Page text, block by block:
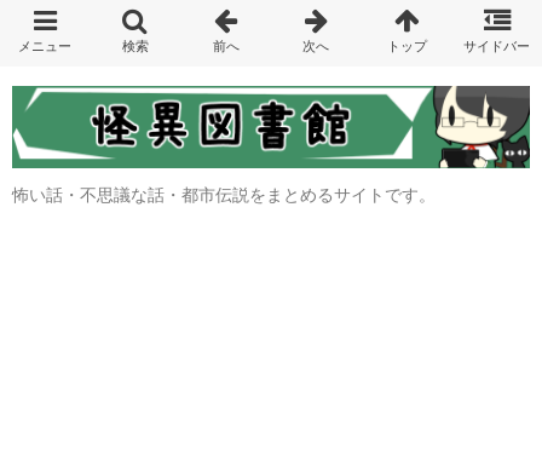
怖い話・不思議な話・都市伝説をまとめるサイトです。